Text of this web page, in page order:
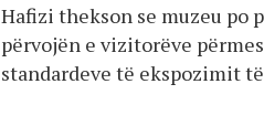
Hafizi thekson se muzeu po
përvojën e vizitorëve
standardeve të ekspozimit